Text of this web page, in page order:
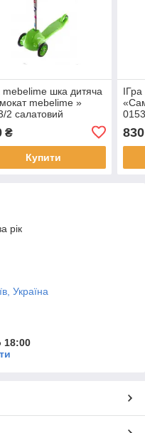
mebelime шка дитяча
mebelime »
2 салатовий
₴
Купити
830
рік
Україна
18:00